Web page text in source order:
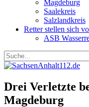
Magdeburg
Saalekreis
Salzlandkreis
Retter stellen sich
ASB
Drei Verletzte
Magdeburg